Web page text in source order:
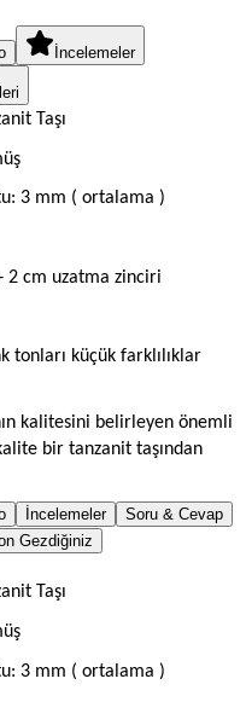
İncelemeler
Taşı
3 mm ( ortalama )
2 cm uzatma zinciri
tonları küçük farklılıklar
kalitesini belirleyen önemli
bir tanzanit taşından
İncelemeler
Soru & Cevap
Gezdiğiniz
Taşı
3 mm ( ortalama )